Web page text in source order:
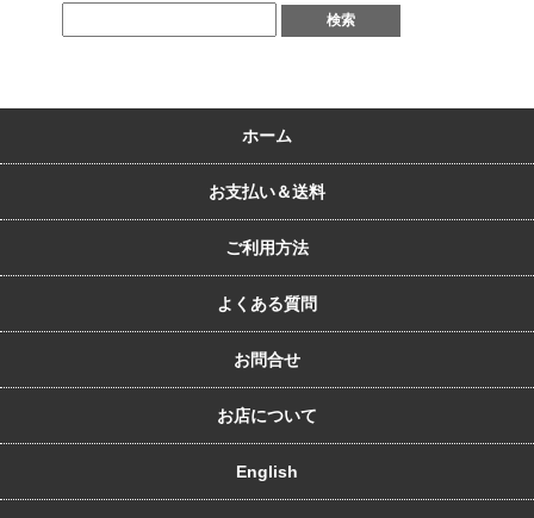
ホーム
お支払い＆送料
ご利用方法
よくある質問
お問合せ
お店について
English